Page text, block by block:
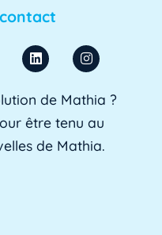
chargé
l'Association
d'achats des [...]
de Mathia ?
être tenu au
de Mathia.